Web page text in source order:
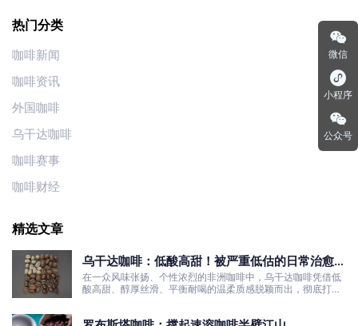
热门分类
咖啡新闻
咖啡资讯
外国咖啡
乌干达咖啡
咖啡赛事
咖啡财经
精选文章
乌干达咖啡：低酸高甜！被严重低估的日常治愈口
粮豆
在一众风味张扬、个性浓烈的非洲咖啡中，乌干达咖啡凭借低
酸高甜、醇厚丝滑、平衡耐喝的温柔质感脱颖而出，彻底打破
微信
小程序
公众号